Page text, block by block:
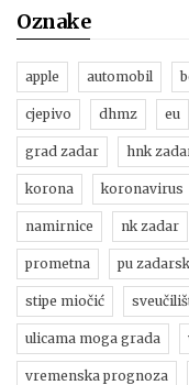
Oznake
apple automobil
cjepivo dhmz eu
grad zadar hnk
korona koronavirus
namirnice nk zadar
prometna pu
stipe miočić
ulicama moga grada
vremenska prognoza